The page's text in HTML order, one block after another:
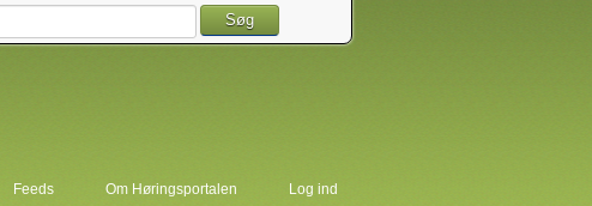
Søg
Feeds Om Høringsportalen Log ind